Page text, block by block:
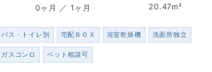
0ヶ月 ／ 1ヶ月
20.47m²
バス・トイレ別 宅配ＢＯＸ 浴室乾燥機 洗面所独立
ガスコンロ ペット相談可